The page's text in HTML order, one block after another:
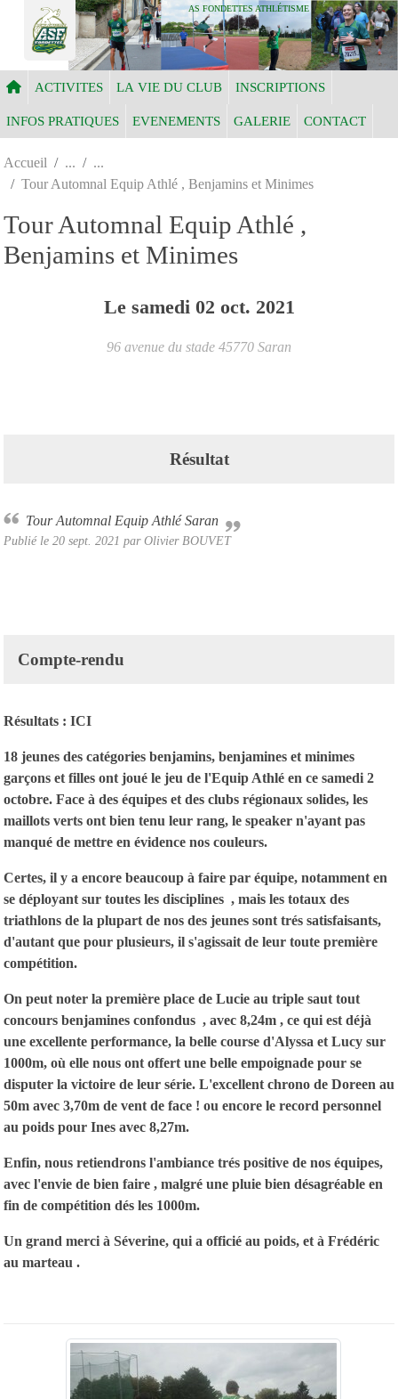
AS FONDETTES ATHLÉTISME
ACTIVITES LA VIE DU CLUB INSCRIPTIONS
INFOS PRATIQUES EVENEMENTS GALERIE CONTACT
Accueil
Tour Automnal Equip Athlé , Benjamins et Minimes
Tour Automnal Equip Athlé ,
Benjamins et Minimes
Le samedi 02 oct. 2021
96 avenue du stade 45770 Saran
Résultat
Tour Automnal Equip Athlé Saran
Publié le 20 sept. 2021 par Olivier BOUVET
Compte-rendu
Résultats : ICI
18 jeunes des catégories benjamins, benjamines et minimes
garçons et filles ont joué le jeu de l'Equip Athlé en ce samedi 2
octobre. Face à des équipes et des clubs régionaux solides, les
maillots verts ont bien tenu leur rang, le speaker n'ayant pas
manqué de mettre en évidence nos couleurs.
Certes, il y a encore beaucoup à faire par équipe, notamment en
se déployant sur toutes les disciplines , mais les totaux des
triathlons de la plupart de nos des jeunes sont trés satisfaisants,
d'autant que pour plusieurs, il s'agissait de leur toute première
compétition.
On peut noter la première place de Lucie au triple saut tout
concours benjamines confondus , avec 8,24m , ce qui est déjà
une excellente performance, la belle course d'Alyssa et Lucy sur
1000m, où elle nous ont offert une belle empoignade pour se
disputer la victoire de leur série. L'excellent chrono de Doreen au
50m avec 3,70m de vent de face ! ou encore le record personnel
au poids pour Ines avec 8,27m.
Enfin, nous retiendrons l'ambiance trés positive de nos équipes,
avec l'envie de bien faire , malgré une pluie bien désagréable en
fin de compétition dés les 1000m.
Un grand merci à Séverine, qui a officié au poids, et à Frédéric
au marteau .
Panneau de gestion des cookies